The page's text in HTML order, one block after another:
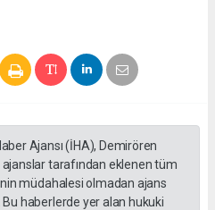
Ajansı (İHA), Demirören
ajanslar tarafından eklenen tüm
müdahalesi olmadan ajans
haberlerde yer alan hukuki